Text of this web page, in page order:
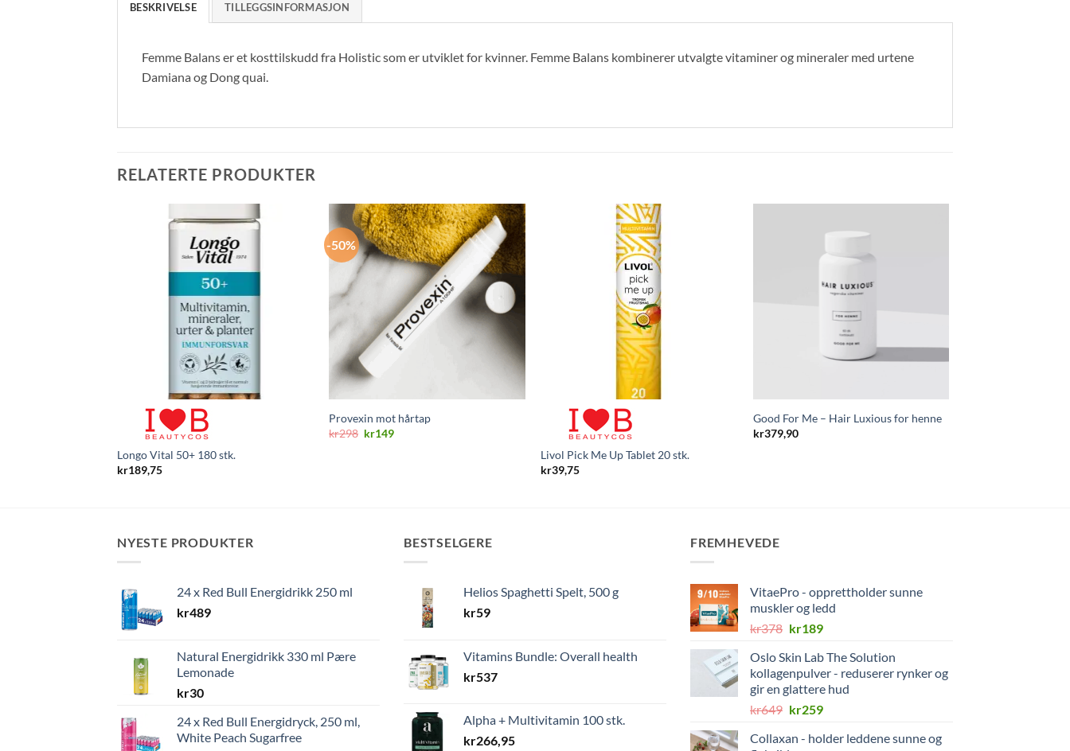
BESKRIVELSE TILLEGGSINFORMASJON
Femme Balans er et kosttilskudd fra Holistic som er utviklet for kvinner. Femme Balans kombinerer utvalgte vitaminer og mineraler med urtene
Damiana og Dong quai.
RELATERTE PRODUKTER
Longo Vital 50+ 180 stk.
kr189,75
-50%
Provexin mot hårtap
kr298 Opprinnelig
kr149Nåværende
Livol Pick Me Up Tablet 20 stk.
kr39,75
Good For Me – Hair Luxious for henne
kr379,90
NYESTE PRODUKTER
24 x Red Bull Energidrikk 250 ml
kr489
Natural Energidrikk 330 ml Pære
Lemonade
kr30
24 x Red Bull Energidryck, 250 ml,
White Peach Sugarfree
BESTSELGERE
Helios Spaghetti Spelt, 500 g
kr59
Vitamins Bundle: Overall health
kr537
Alpha + Multivitamin 100 stk.
kr266,95
FREMHEVEDE
VitaePro - opprettholder sunne
muskler og ledd
kr378 Opprinnelig
var:
kr378.
kr189Nåværende
er:
kr189.
Oslo Skin Lab The Solution
kollagenpulver - reduserer rynker og
gir en glattere hud
kr649 Opprinnelig
var:
kr259Nåværende
er:
Collaxan - holder leddene sunne og